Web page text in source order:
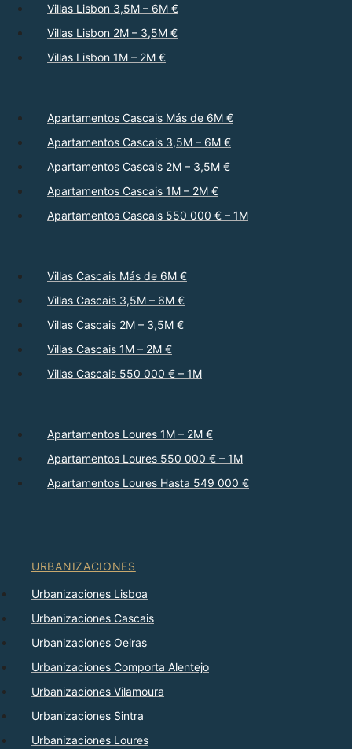
Villas Lisbon 3,5M – 6M €
Villas Lisbon 2M – 3,5M €
Villas Lisbon 1M – 2M €
Apartamentos Cascais Más de 6M €
Apartamentos Cascais 3,5M – 6M €
Apartamentos Cascais 2M – 3,5M €
Apartamentos Cascais 1M – 2M €
Apartamentos Cascais 550 000 € – 1M
Villas Cascais Más de 6M €
Villas Cascais 3,5M – 6M €
Villas Cascais 2M – 3,5M €
Villas Cascais 1M – 2M €
Villas Cascais 550 000 € – 1M
Apartamentos Loures 1M – 2M €
Apartamentos Loures 550 000 € – 1M
Apartamentos Loures Hasta 549 000 €
URBANIZACIONES
Urbanizaciones Lisboa
Urbanizaciones Cascais
Urbanizaciones Oeiras
Urbanizaciones Comporta Alentejo
Urbanizaciones Vilamoura
Urbanizaciones Sintra
Urbanizaciones Loures